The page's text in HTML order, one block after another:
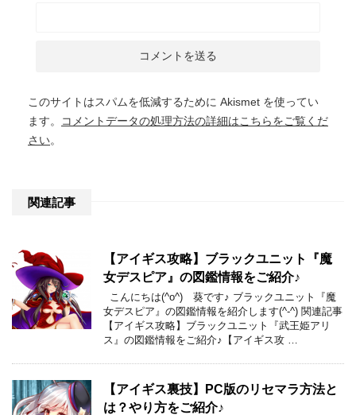
このサイトはスパムを低減するために Akismet を使ってい
ます。
コメントデータの処理方法の詳細はこちらをご覧くだ
さい。
関連記事
【アイギス攻略】ブラックユニット『魔
女デスピア』の図鑑情報をご紹介♪
こんにちは(^o^) 葵です♪ ブラックユニット『魔
女デスピア』の図鑑情報を紹介します(^-^) 関連記事
【アイギス攻略】ブラックユニット『武王姫アリ
ス』の図鑑情報をご紹介♪【アイギス攻 …
【アイギス裏技】PC版のリセマラ方法と
は？やり方をご紹介♪